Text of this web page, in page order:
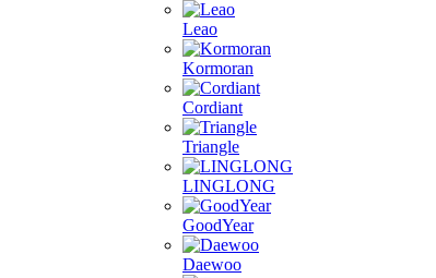
Leao
Kormoran
Cordiant
Triangle
LINGLONG
GoodYear
Daewoo